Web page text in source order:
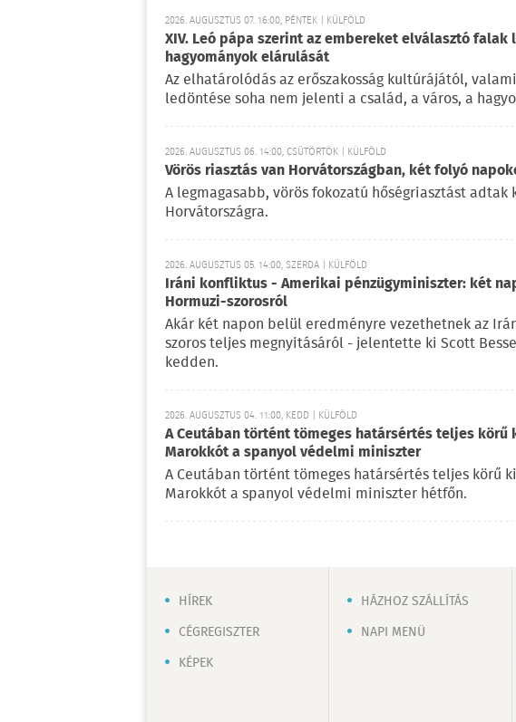
2026. AUGUSZTUS 07. 16:00, PÉNTEK | KÜLFÖLD
XIV. Leó pápa szerint az embereket elválasztó
hagyományok elárulását
Az elhatárolódás az erőszakosság kultúrájától,
ledöntése soha nem jelenti a család, a város, a
2026. AUGUSZTUS 06. 14:00, CSÜTÖRTÖK | KÜLFÖLD
Vörös riasztás van Horvátországban, két folyó
A legmagasabb, vörös fokozatú hőségriasztást
Horvátországra.
2026. AUGUSZTUS 05. 14:00, SZERDA | KÜLFÖLD
Iráni konfliktus - Amerikai pénzügyminiszter: két
Hormuzi-szorosról
Akár két napon belül eredményre vezethetnek az
szoros teljes megnyitásáról - jelentette ki Scott
kedden.
2026. AUGUSZTUS 04. 11:00, KEDD | KÜLFÖLD
A Ceutában történt tömeges határsértés teljes
Marokkót a spanyol védelmi miniszter
A Ceutában történt tömeges határsértés teljes körű
Marokkót a spanyol védelmi miniszter hétfőn.
HÍREK
CÉGREGISZTER
KÉPEK
HÁZHOZ SZÁLLÍTÁS
NAPI MENÜ